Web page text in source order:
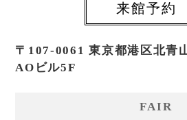
来館予約
〒107-0061 東京都港区北青
AOビル5F
FAIR